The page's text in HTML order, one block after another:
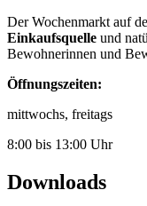
Der Wochenmarkt auf
Einkaufsquelle und
Bewohnerinnen und
Öffnungszeiten:
mittwochs, freitags
8:00 bis 13:00 Uhr
Downloads